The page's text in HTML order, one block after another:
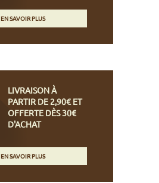
EN SAVOIR PLUS
LIVRAISON À
PARTIR DE 2,90€ ET
OFFERTE DÈS 30€
D'ACHAT
EN SAVOIR PLUS